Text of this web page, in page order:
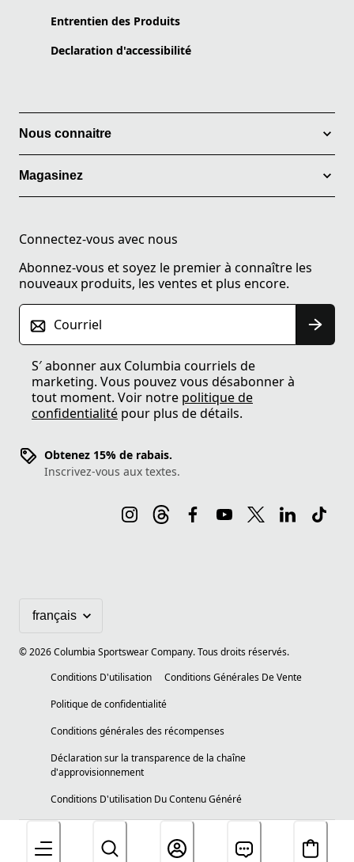
Entrentien des Produits
Declaration d'accessibilité
Nous connaitre
Magasinez
Connectez-vous avec nous
Abonnez-vous et soyez le premier à connaître les
nouveaux produits, les ventes et plus encore.
Courriel
S′ abonner aux Columbia courriels de
marketing. Vous pouvez vous désabonner à
tout moment. Voir notre politique de
confidentialité pour plus de détails.
Obtenez 15% de rabais.
Inscrivez-vous aux textes.
©2026Columbia Sportswear Company. Tous droits réservés.
Conditions D'utilisation
Conditions Générales De Vente
Politique de confidentialité
Conditions générales des récompenses
Déclaration sur la transparence de la chaîne
d'approvisionnement
Conditions D'utilisation Du Contenu Généré